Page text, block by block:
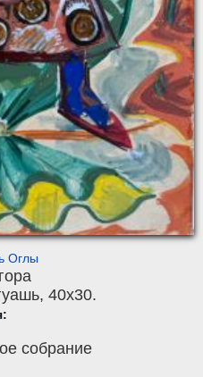
Оглы
, 40x30.
собрание